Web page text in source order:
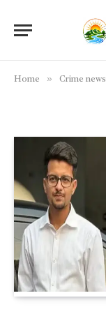
Home » Crime news